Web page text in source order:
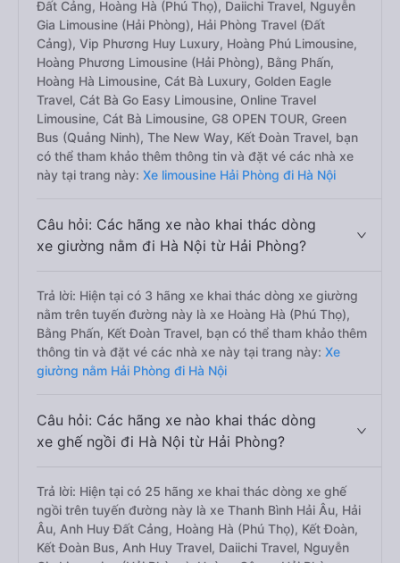
Đất Cảng, Hoàng Hà (Phú Thọ), Daiichi Travel, Nguyễn
Gia Limousine (Hải Phòng), Hải Phòng Travel (Đất
Cảng), Vip Phương Huy Luxury, Hoàng Phú Limousine,
Hoàng Phương Limousine (Hải Phòng), Bằng Phấn,
Hoàng Hà Limousine, Cát Bà Luxury, Golden Eagle
Travel, Cát Bà Go Easy Limousine, Online Travel
Limousine, Cát Bà Limousine, G8 OPEN TOUR, Green
Bus (Quảng Ninh), The New Way, Kết Đoàn Travel, bạn
có thể tham khảo thêm thông tin và đặt vé các nhà xe
này tại trang này: Xe limousine Hải Phòng đi Hà Nội
Câu hỏi: Các hãng xe nào khai thác dòng
xe giường nằm đi Hà Nội từ Hải Phòng?
Trả lời: Hiện tại có 3 hãng xe khai thác dòng xe giường
nằm trên tuyến đường này là xe Hoàng Hà (Phú Thọ),
Bằng Phấn, Kết Đoàn Travel, bạn có thể tham khảo thêm
thông tin và đặt vé các nhà xe này tại trang này: Xe
giường nằm Hải Phòng đi Hà Nội
Câu hỏi: Các hãng xe nào khai thác dòng
xe ghế ngồi đi Hà Nội từ Hải Phòng?
Trả lời: Hiện tại có 25 hãng xe khai thác dòng xe ghế
ngồi trên tuyến đường này là xe Thanh Bình Hải Âu, Hải
Âu, Anh Huy Đất Cảng, Hoàng Hà (Phú Thọ), Kết Đoàn,
Kết Đoàn Bus, Anh Huy Travel, Daiichi Travel, Nguyễn